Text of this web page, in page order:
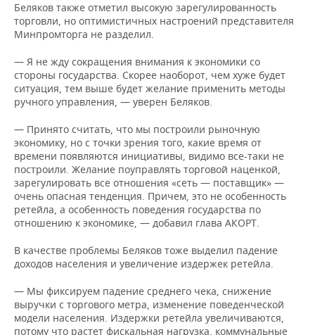
Беляков также отметил высокую зарегулированность
торговли, но оптимистичных настроений представителя
Минпромторга не разделил.
— Я не жду сокращения внимания к экономики со
стороны государства. Скорее наоборот, чем хуже будет
ситуация, тем выше будет желание применить методы
ручного управления, — уверен Беляков.
— Принято считать, что мы построили рыночную
экономику, но с точки зрения того, какие время от
времени появляются инициативы, видимо все-таки не
построили. Желание поуправлять торговой наценкой,
зарегулировать все отношения «сеть — поставщик» —
очень опасная тенденция. Причем, это не особенность
ретейла, а особенность поведения государства по
отношению к экономике, — добавил глава АКОРТ.
В качестве проблемы Беляков тоже выделил падение
доходов населения и увеличение издержек ретейла.
— Мы фиксируем падение среднего чека, снижение
выручки с торгового метра, изменение поведенческой
модели населения. Издержки ретейла увеличиваются,
потому что растет фискальная нагрузка, коммунальные